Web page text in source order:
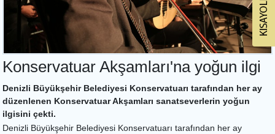
Konservatuar Akşamları'na yoğun ilgi
Denizli Büyükşehir Belediyesi Konservatuarı tarafından her ay
düzenlenen Konservatuar Akşamları sanatseverlerin yoğun
ilgisini çekti.
Denizli Büyükşehir Belediyesi Konservatuarı tarafından her ay